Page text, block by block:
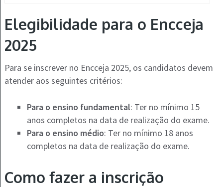
Elegibilidade para o Encceja
2025
Para se inscrever no Encceja 2025, os candidatos devem
atender aos seguintes critérios:
Para o ensino fundamental: Ter no mínimo 15
anos completos na data de realização do exame.
Para o ensino médio: Ter no mínimo 18 anos
completos na data de realização do exame.
Como fazer a inscrição